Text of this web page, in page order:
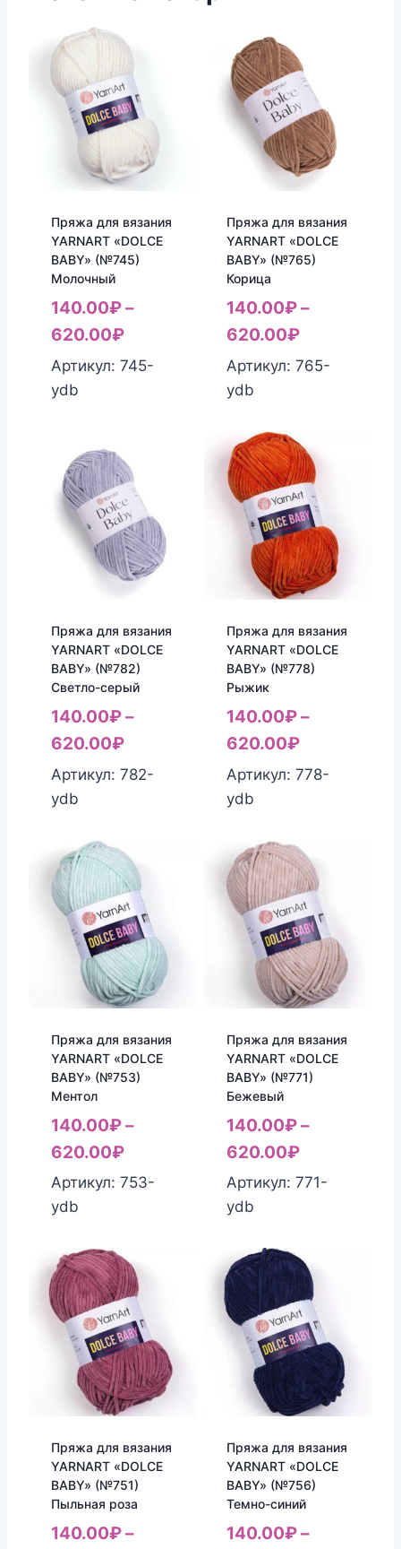
Пряжа для вязания
YARNART «DOLCE
BABY» (№745)
Молочный
140.00₽–
620.00₽
Артикул: 745-
ydb
Пряжа для вязания
YARNART «DOLCE
BABY» (№765)
Корица
140.00₽–
620.00₽
Артикул: 765-
ydb
Пряжа для вязания
YARNART «DOLCE
BABY» (№782)
Светло-серый
140.00₽–
620.00₽
Артикул: 782-
ydb
Пряжа для вязания
YARNART «DOLCE
BABY» (№778)
Рыжик
140.00₽–
620.00₽
Артикул: 778-
ydb
Пряжа для вязания
YARNART «DOLCE
BABY» (№753)
Ментол
140.00₽–
620.00₽
Артикул: 753-
ydb
Пряжа для вязания
YARNART «DOLCE
BABY» (№771)
Бежевый
140.00₽–
620.00₽
Артикул: 771-
ydb
Пряжа для вязания
YARNART «DOLCE
BABY» (№751)
Пыльная роза
140.00₽–
Пряжа для вязания
YARNART «DOLCE
BABY» (№756)
Темно-синий
140.00₽–